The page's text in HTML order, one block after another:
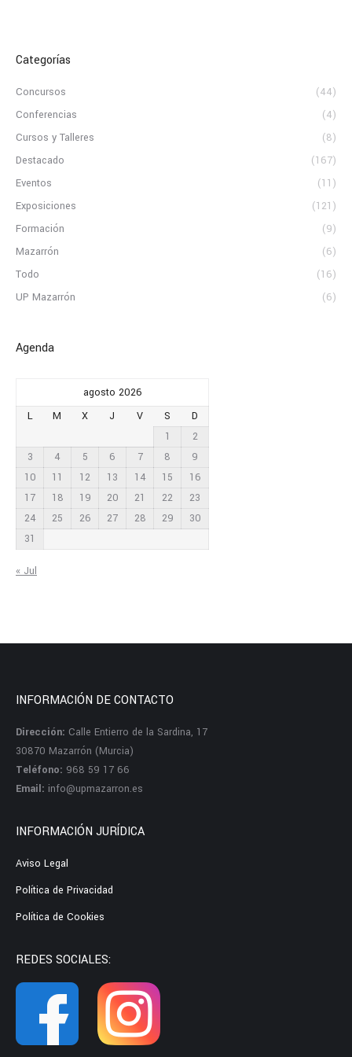
Categorías
Concursos
(44)
Conferencias
(4)
Cursos y Talleres
(8)
Destacado
(167)
Eventos
(11)
Exposiciones
(121)
Formación
(9)
Mazarrón
(6)
Todo
(16)
UP Mazarrón
(6)
Agenda
agosto 2026
L
M X J V S
D
1
2
3
4 5 6 7 8
9
10
11 12 13 14 15
16
17
18 19 20 21 22
23
24
25 26 27 28 29
30
31
« Jul
INFORMACIÓN DE CONTACTO
Dirección: Calle Entierro de la Sardina, 17
30870 Mazarrón (Murcia)
Teléfono: 968 59 17 66
Email: info@upmazarron.es
INFORMACIÓN JURÍDICA
Aviso Legal
Política de Privacidad
Política de Cookies
REDES SOCIALES: